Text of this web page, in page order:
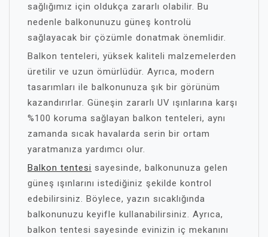
sağlığımız için oldukça zararlı olabilir. Bu
nedenle balkonunuzu güneş kontrolü
sağlayacak bir çözümle donatmak önemlidir.
Balkon tenteleri, yüksek kaliteli malzemelerden
üretilir ve uzun ömürlüdür. Ayrıca, modern
tasarımları ile balkonunuza şık bir görünüm
kazandırırlar. Güneşin zararlı UV ışınlarına karşı
%100 koruma sağlayan balkon tenteleri, aynı
zamanda sıcak havalarda serin bir ortam
yaratmanıza yardımcı olur.
Balkon tentesi sayesinde, balkonunuza gelen
güneş ışınlarını istediğiniz şekilde kontrol
edebilirsiniz. Böylece, yazın sıcaklığında
balkonunuzu keyifle kullanabilirsiniz. Ayrıca,
balkon tentesi sayesinde evinizin iç mekanını